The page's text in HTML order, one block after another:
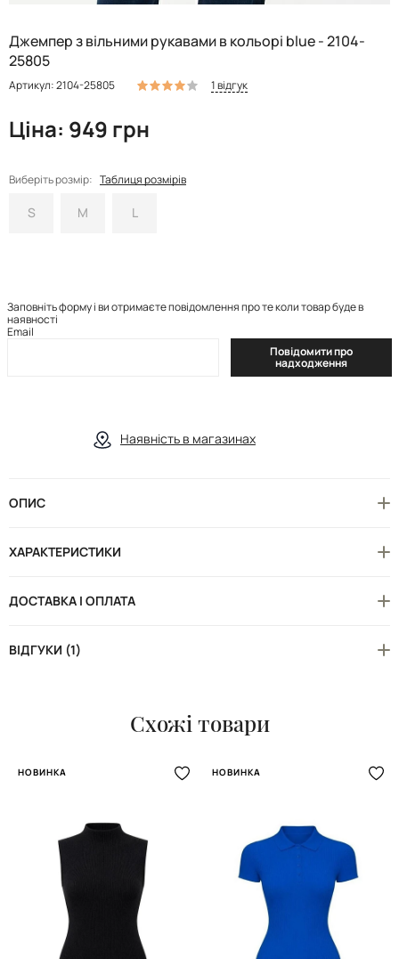
Джемпер з вільними рукавами в кольорі blue - 2104-
25805
Артикул: 2104-25805 1 відгук
Ціна: 949 грн
Виберіть розмір: Таблиця розмірів
S M L
Заповніть форму і ви отримаєте повідомлення про те коли товар буде в
наявності
Email
Повідомити про
надходження
Наявність в магазинах
ОПИС
ХАРАКТЕРИСТИКИ
ДОСТАВКА І ОПЛАТА
ВІДГУКИ (1)
Схожі товари
НОВИНКА НОВИНКА